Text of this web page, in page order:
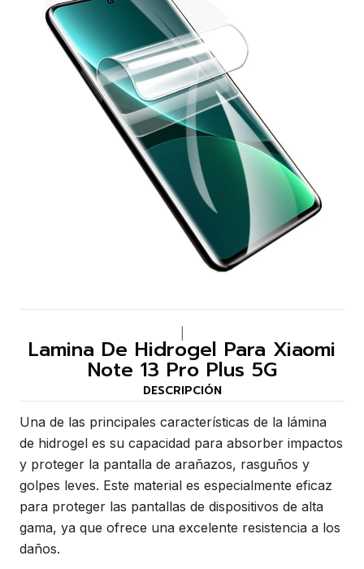
Lamina De Hidrogel Para Xiaomi
Note 13 Pro Plus 5G
DESCRIPCIÓN
Una de las principales características de la lámina
de hidrogel es su capacidad para absorber impactos
y proteger la pantalla de arañazos, rasguños y
golpes leves. Este material es especialmente eficaz
para proteger las pantallas de dispositivos de alta
gama, ya que ofrece una excelente resistencia a los
daños.